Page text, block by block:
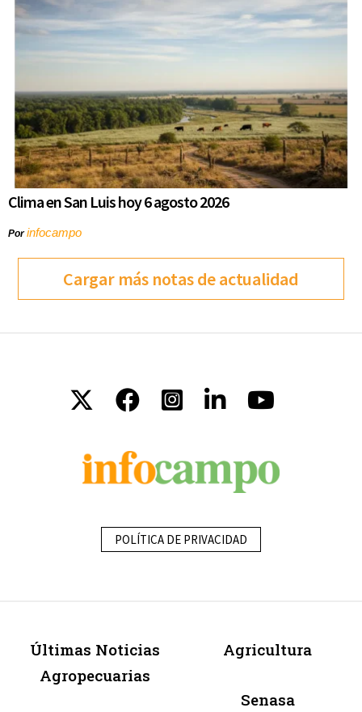
Clima en San Luis hoy 6 agosto 2026
Porinfocampo
Cargar más notas de actualidad
POLÍTICA DE PRIVACIDAD
Últimas Noticias
Agropecuarias
Agricultura
Senasa